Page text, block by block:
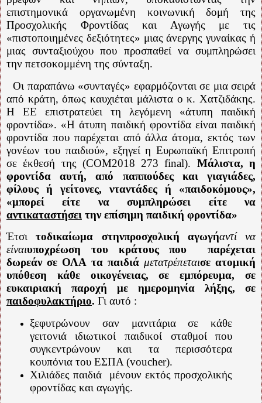
επιστημονικά οργανωμένη κοινωνική δομή της
Προσχολικής Φροντίδας και Αγωγής με τις
«πιστοποιημένες δεξιότητες» μιας άνεργης γυναίκας ή
μιας συνταξιούχου που προσπαθεί να συμπληρώσει
την πετσοκομμένη της σύνταξη.
Οι παραπάνω «συνταγές» εφαρμόζονται σε μια σειρά
από κράτη, όπως καυχιέται μάλιστα ο κ. Χατζιδάκης.
Η ΕΕ επιστρατεύει τη λεγόμενη «άτυπη παιδική
φροντίδα». «Η άτυπη παιδική φροντίδα είναι παιδική
φροντίδα που παρέχεται από άλλα άτομα, εκτός των
γονέων του παιδιού», εξηγεί η Ευρωπαϊκή Επιτροπή
σε έκθεσή της (COM2018 273 final). Μάλιστα, η
φροντίδα αυτή, από παππούδες και γιαγιάδες,
φίλους ή γείτονες, νταντάδες ή «παιδοκόμους»,
«μπορεί είτε να συμπληρώσει είτε να
αντικαταστήσει την επίσημη παιδική φροντίδα»
Έτσιτοδικαίωμα στηνπροσχολική αγωγήαντί να
είναιυποχρέωση του κράτους που
παρέχεται
δωρεάν σε ΟΛΑ τα παιδιά μετατρέπεταισε ατομική
υπόθεση κάθε οικογένειας, σε εμπόρευμα, σε
ευκαιριακή παροχή με ημερομηνία λήξης, σε
παιδοφυλακτήριο. Γι αυτό :
ξεφυτρώνουν σαν μανιτάρια σε κάθε
γειτονιά ιδιωτικοί παιδικοί σταθμοί που
συγκεντρώνουν και τα περισσότερα
κουπόνια του ΕΣΠΑ (voucher).
Χιλιάδες παιδιά
μένουν εκτός προσχολικής
φροντίδας και αγωγής.